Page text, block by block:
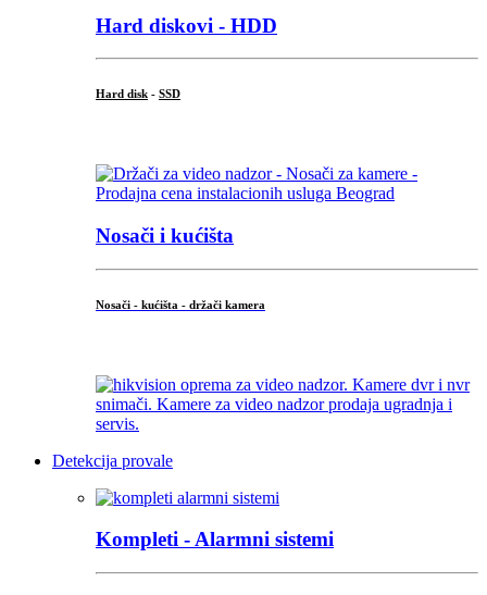
Hard diskovi - HDD
Hard disk - SSD
Nosači i kućišta
Nosači - kućišta - držači kamera
Detekcija provale
Kompleti - Alarmni sistemi